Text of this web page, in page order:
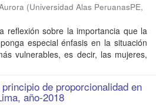
(Universidad Alas PeruanasPE,
reflexión sobre la importancia que la
especial énfasis en la situación
vulnerables, es decir, las mujeres,
de proporcionalidad en
año-2018